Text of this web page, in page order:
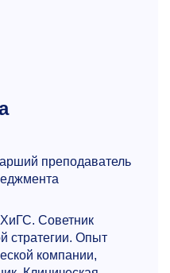
преподаватель
Советник
стратегии. Опыт
компании,